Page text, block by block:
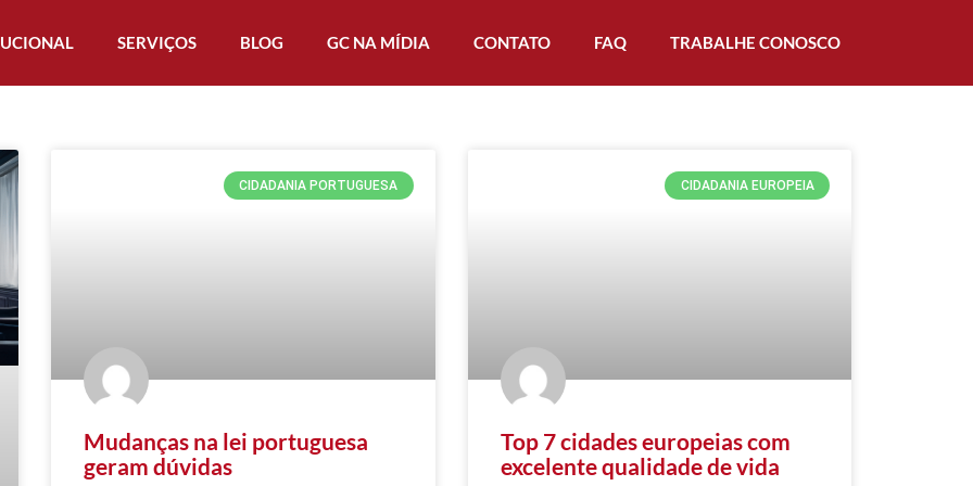
SERVIÇOS BLOG GC NA MÍDIA CONTATO FAQ TRABALHE CONOSCO
CIDADANIA PORTUGUESA
Mudanças na lei portuguesa
geram dúvidas
CIDADANIA EUROPEIA
Top 7 cidades europeias com
excelente qualidade de vida